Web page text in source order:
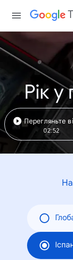
Рік
Перегляньте
02:52